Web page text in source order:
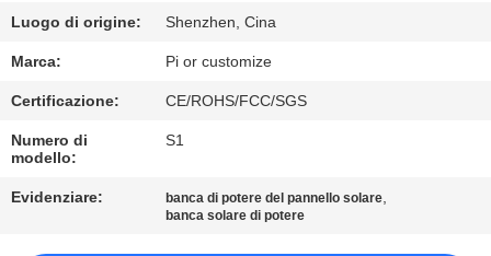
MAPPA
DEL
SITO
PRIVACY
POLICY
Luogo di origine: Shenzhen, Cina
Marca: Pi or customize
Certificazione: CE/ROHS/FCC/SGS
Numero di
modello:
S1
Evidenziare: banca di potere del pannello solare,
banca solare di potere